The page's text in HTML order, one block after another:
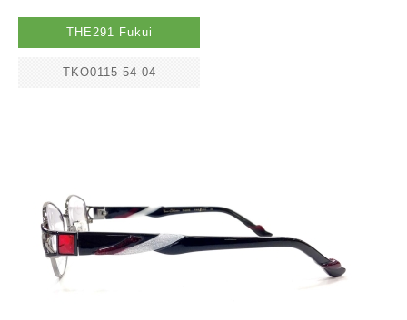
THE291 Fukui
TKO0115 54-04